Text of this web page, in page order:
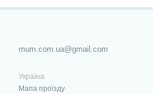
mum.com.ua@gmail.com
Україна
Мапа проїзду